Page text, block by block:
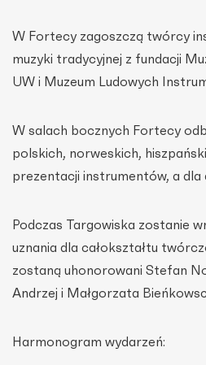
W Fortecy zagoszczą twórcy
muzyki tradycyjnej z fundacji
UW i Muzeum Ludowych
W salach bocznych Fortecy
polskich, norweskich,
prezentacji instrumentów, a dla
Podczas Targowiska zostanie
uznania dla całokształtu
zostaną uhonorowani Stefan
Andrzej i Małgorzata
Harmonogram wydarzeń: